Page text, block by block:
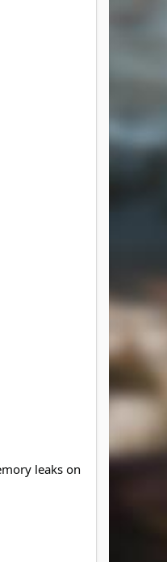
leaks on